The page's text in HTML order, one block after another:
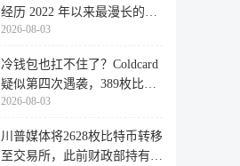
经历 2022 年以来最漫长的退
潮
2026-08-03
冷钱包也扛不住了？Coldcard
疑似第四次遇袭，389枚比特
币失
2026-08-03
川普媒体将2628枚比特币转移
至交易所，此前财政部持有的